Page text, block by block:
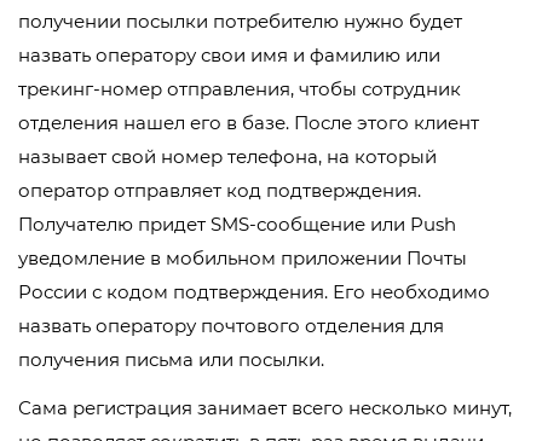
получении посылки потребителю нужно будет
назвать оператору свои имя и фамилию или
трекинг-номер отправления, чтобы сотрудник
отделения нашел его в базе. После этого клиент
называет свой номер телефона, на который
оператор отправляет код подтверждения.
Получателю придет SMS-сообщение или Push
уведомление в мобильном приложении Почты
России с кодом подтверждения. Его необходимо
назвать оператору почтового отделения для
получения письма или посылки.
Сама регистрация занимает всего несколько минут,